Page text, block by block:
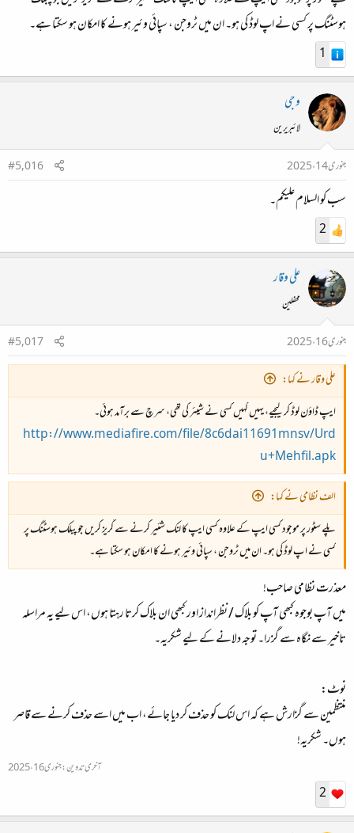
ہوسٹنگ پر کسی نے اپ لوڈ کی ہو۔ ان میں ٹروجن ، سپائی وئیر ہونے کا امکان ہو سکتا ہے۔
1
وجی
لائبریرین
جنوری 14، 2025
#5,016
سب کو السلام علیکم۔
2
علی وقار
محفلین
جنوری 16، 2025
#5,017
علی وقار نے کہا:
ایپ ڈاؤن لوڈ کر لیجیے، یہیں کہیں کسی نے شیئر کی تھی، سرچ سے برآمد ہوئی۔
http://www.mediafire.com/file/8c6dai11691mnsv/Urd
u+Mehfil.apk
الف نظامی نے کہا:
پلے سٹور پر موجود کسی ایپ کے علاوہ کسی ایپ کا لنک شئیر کرنے سے گریز کریں جو پبلک ہوسٹنگ پر
کسی نے اپ لوڈ کی ہو۔ ان میں ٹروجن ، سپائی وئیر ہونے کا امکان ہو سکتا ہے۔
معذرت نظامی صاحب!
میں آپ بوجوہ کبھی آپ کو بلاک / نظرانداز اور کبھی ان بلاک کرتا رہتا ہوں، اس لیے یہ مراسلہ
تاخیر سے نگاہ سے گزرا۔ توجہ دلانے کے لیے شکریہ۔
نوٹ:
منتظمین سے گزارش ہے کہ اس لنک کو حذف کر دیا جائے، اب میں اسے حذف کرنے سے قاصر
ہوں۔ شکریہ!
آخری تدوین:جنوری 16، 2025
2